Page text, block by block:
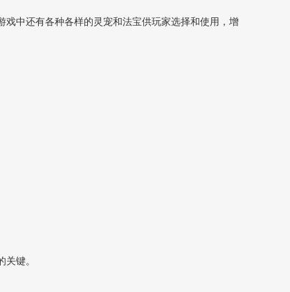
中还有各种各样的灵宠和法宝供玩家选择和使用，增
键。